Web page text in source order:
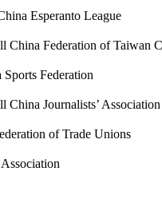
Esperanto League
Federation of Taiwan
Federation
Journalists’ Association
of Trade Unions